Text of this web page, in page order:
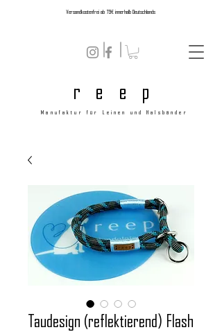
Versandkostenfrei ab 79€ innerhalb Deutschlands
r e e p
Manufaktur für Leinen und Halsbänder
Taudesign (reflektierend) Flash